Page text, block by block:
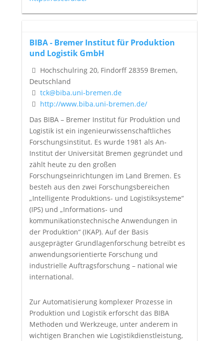
BIBA - Bremer Institut für Produktion
und Logistik GmbH
Hochschulring 20, Findorff 28359 Bremen,
Deutschland
tck@biba.uni-bremen.de
http://www.biba.uni-bremen.de/
Das BIBA – Bremer Institut für Produktion und
Logistik ist ein ingenieurwissenschaftliches
Forschungsinstitut. Es wurde 1981 als An-
Institut der Universität Bremen gegründet und
zählt heute zu den großen
Forschungseinrichtungen im Land Bremen. Es
besteh aus den zwei Forschungsbereichen
„Intelligente Produktions- und Logistiksysteme“
(IPS) und „Informations- und
kommunikationstechnische Anwendungen in
der Produktion“ (IKAP). Auf der Basis
ausgeprägter Grundlagenforschung betreibt es
anwendungsorientierte Forschung und
industrielle Auftragsforschung – national wie
international.
Zur Automatisierung komplexer Prozesse in
Produktion und Logistik erforscht das BIBA
Methoden und Werkzeuge, unter anderem in
wichtigen Branchen wie Logistikdienstleistung,